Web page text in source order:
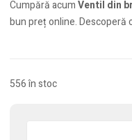
Cumpără acumVentil din
bun preț online. Descoperă
556 în stoc